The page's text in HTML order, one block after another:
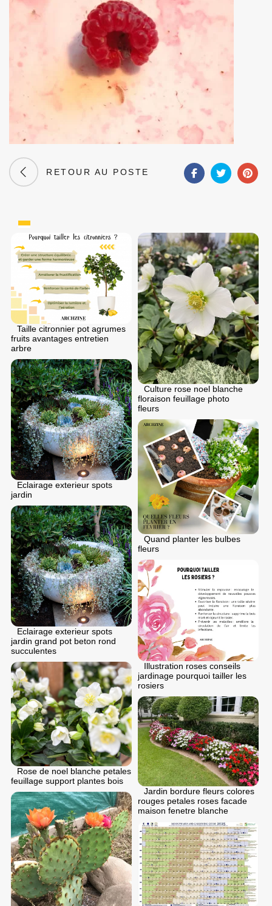
RETOUR AU POSTE
Taille citronnier pot agrumes
fruits avantages entretien
arbre
Culture rose noel blanche
floraison feuillage photo
fleurs
Eclairage exterieur spots
jardin
Quand planter les bulbes
fleurs
Eclairage exterieur spots
jardin grand pot beton rond
succulentes
Illustration roses conseils
jardinage pourquoi tailler les
rosiers
Rose de noel blanche petales
feuillage support plantes bois
Jardin bordure fleurs colores
rouges petales roses facade
maison fenetre blanche